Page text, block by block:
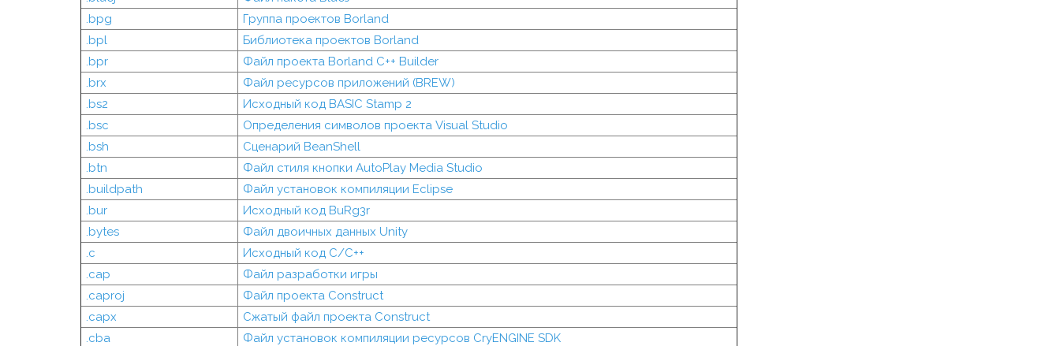
.bpg
Группа проектов Borland
.bpl
Библиотека проектов Borland
.bpr
Файл проекта Borland C++ Builder
.brx
Файл ресурсов приложений (BREW)
.bs2
Исходный код BASIC Stamp 2
.bsc
Определения символов проекта Visual Studio
.bsh
Сценарий BeanShell
.btn
Файл стиля кнопки AutoPlay Media Studio
.buildpath
Файл установок компиляции Eclipse
.bur
Исходный код BuRg3r
.bytes
Файл двоичных данных Unity
.c
Исходный код C/C++
.cap
Файл разработки игры
.caproj
Файл проекта Construct
.capx
Сжатый файл проекта Construct
.cba
Файл установок компиляции ресурсов CryENGINE SDK